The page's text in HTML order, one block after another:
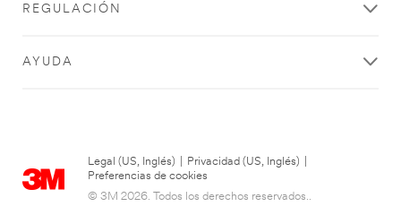
REGULACIÓN
AYUDA
Legal (US, Inglés) Privacidad (US, Inglés)
Preferencias de cookies
© 3M 2026. Todos los derechos reservados..